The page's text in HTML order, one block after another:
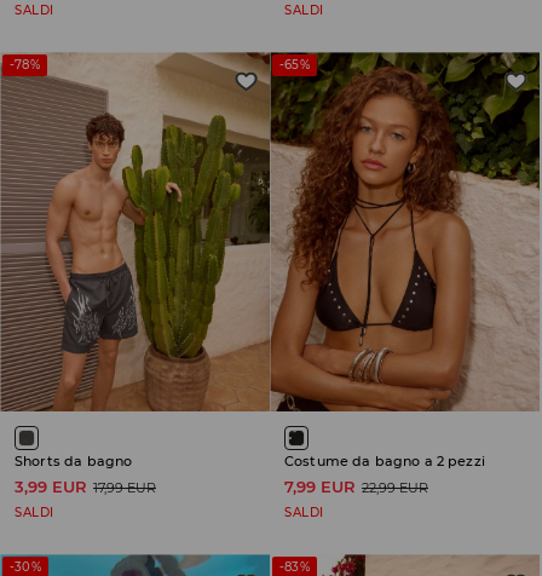
SALDI SALDI
-78%
Shorts da bagno
3,99 EUR 17,99 EUR
SALDI
-65%
Costume da bagno a 2 pezzi
7,99 EUR 22,99 EUR
SALDI
-30% -83%